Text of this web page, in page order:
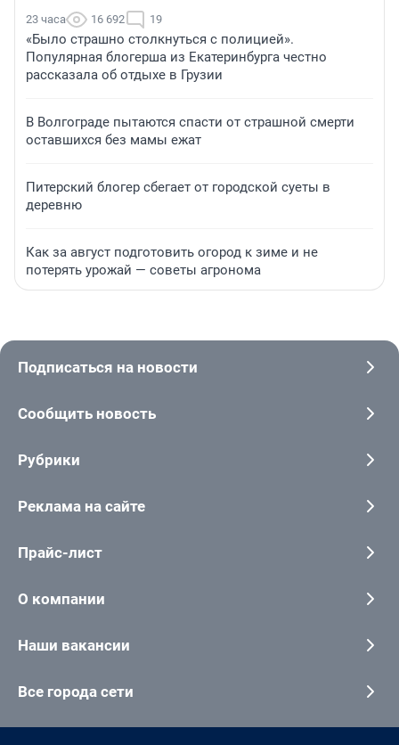
23 часа 16 692 19
«Было страшно столкнуться с полицией».
Популярная блогерша из Екатеринбурга честно
рассказала об отдыхе в Грузии
В Волгограде пытаются спасти от страшной смерти
оставшихся без мамы ежат
Питерский блогер сбегает от городской суеты в
деревню
Как за август подготовить огород к зиме и не
потерять урожай — советы агронома
Подписаться на новости
Сообщить новость
Рубрики
Реклама на сайте
Прайс-лист
О компании
Наши вакансии
Все города сети